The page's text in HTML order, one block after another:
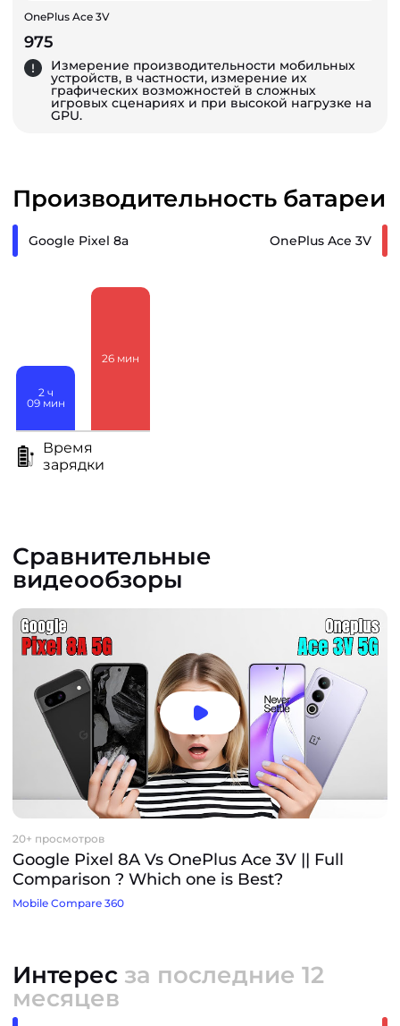
OnePlus Ace 3V
975
Измерение производительности мобильных
устройств, в частности, измерение их
графических возможностей в сложных
игровых сценариях и при высокой нагрузке на
GPU.
Производительность батареи
Google Pixel 8a OnePlus Ace 3V
2 ч
09 мин
26 мин
Время
зарядки
Сравнительные
видеообзоры
20+ просмотров
Google Pixel 8A Vs OnePlus Ace 3V || Full
Comparison ? Which one is Best?
Mobile Compare 360
Интерес за последние 12
месяцев